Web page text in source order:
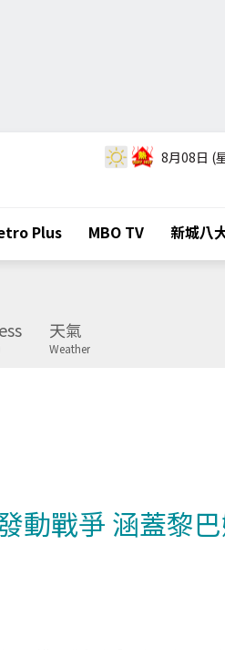
8月08日 (
Plus MBO TV 新城八
天氣
Weather
動戰爭 涵蓋黎